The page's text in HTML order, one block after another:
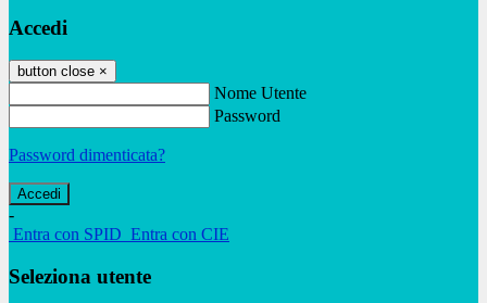
Accedi
button close ×
Nome Utente
Password
Password dimenticata?
-
Entra con SPID Entra con CIE
Seleziona utente